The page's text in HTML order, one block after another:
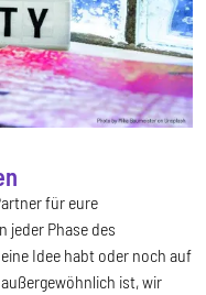
für eure
jeder Phase des
Idee habt oder noch auf
ist, wir